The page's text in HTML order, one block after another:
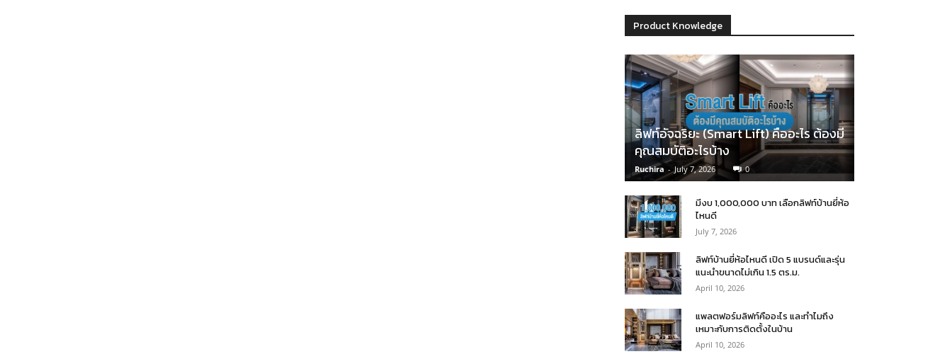
Product Knowledge
ลิฟท์อัจฉริยะ (Smart Lift) คืออะไร ต้องมี
คุณสมบัติอะไรบ้าง
Ruchira - July 7, 2026 0
มีงบ 1,000,000 บาท เลือกลิฟท์บ้านยี่ห้อ
ไหนดี
July 7, 2026
ลิฟท์บ้านยี่ห้อไหนดี เปิด 5 แบรนด์และรุ่น
แนะนำขนาดไม่เกิน 1.5 ตร.ม.
April 10, 2026
แพลตฟอร์มลิฟท์คืออะไร และทำไมถึง
เหมาะกับการติดตั้งในบ้าน
April 10, 2026